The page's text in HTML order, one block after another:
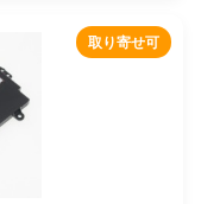
取り寄せ可